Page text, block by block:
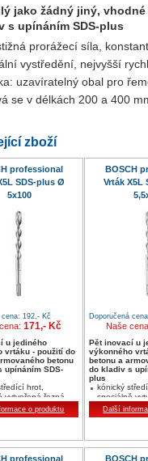
jako žádný jiný,
s upínáním SDS-plus
prorážecí síla,
vystředění, nejvyšší
uzavíratelný obal pro
se v délkách 200 a 400
zboží
professional
SDS-plus Ø
5x100
cena: 192,- Kč
171,- Kč
u jediného
vrtáku - použití do
betonu
upínáním SDS-
hrot,
vytvořená řezná
stupně
šroubovice
o produktu
BOSCH
Vrták X5L
Doporučená
Naše
Pět inovací u
výkonného
betonu a
do kladiv s
plus
kónický
speciálně
hrana
vyznačení
geometrie
Další
professional
BOSCH